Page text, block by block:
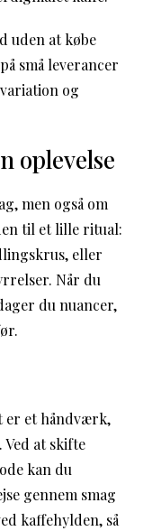
uden at købe
små leverancer
og
oplevelse
men også om
til et lille ritual:
eller
Når du
du nuancer,
er et håndværk,
Ved at skifte
kan du
gennem smag
kaffehylden, så